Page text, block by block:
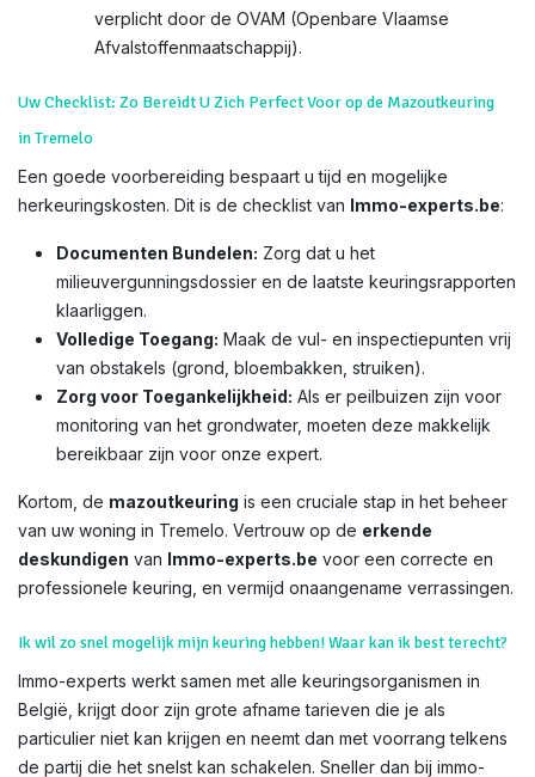
verplicht door de OVAM (Openbare Vlaamse
Afvalstoffenmaatschappij).
Uw Checklist: Zo Bereidt U Zich Perfect Voor op de Mazoutkeuring
in Tremelo
Een goede voorbereiding bespaart u tijd en mogelijke
herkeuringskosten. Dit is de checklist van Immo-experts.be:
Documenten Bundelen: Zorg dat u het
milieuvergunningsdossier en de laatste keuringsrapporten
klaarliggen.
Volledige Toegang: Maak de vul- en inspectiepunten vrij
van obstakels (grond, bloembakken, struiken).
Zorg voor Toegankelijkheid: Als er peilbuizen zijn voor
monitoring van het grondwater, moeten deze makkelijk
bereikbaar zijn voor onze expert.
Kortom, de mazoutkeuring is een cruciale stap in het beheer
van uw woning in Tremelo. Vertrouw op de erkende
deskundigen van Immo-experts.be voor een correcte en
professionele keuring, en vermijd onaangename verrassingen.
Ik wil zo snel mogelijk mijn keuring hebben! Waar kan ik best terecht?
Immo-experts werkt samen met alle keuringsorganismen in
België, krijgt door zijn grote afname tarieven die je als
particulier niet kan krijgen en neemt dan met voorrang telkens
de partij die het snelst kan schakelen. Sneller dan bij immo-